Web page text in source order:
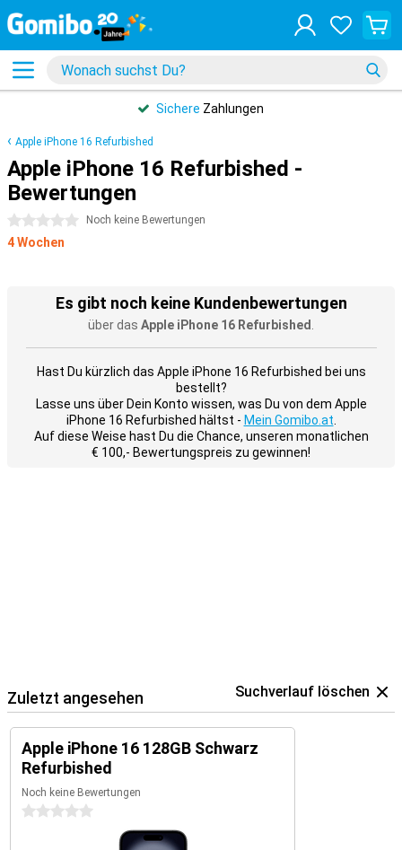
Sichere Zahlungen
Apple iPhone 16 Refurbished
Apple iPhone 16 Refurbished -
Bewertungen
0 Sterne Noch keine Bewertungen
4 Wochen
Es gibt noch keine Kundenbewertungen
über das Apple iPhone 16 Refurbished
Hast Du kürzlich das Apple iPhone 16 Refurbished bei uns
bestellt?
Lasse uns über Dein Konto wissen, was Du von dem Apple
iPhone 16 Refurbished hältst - Mein Gomibo.at
Auf diese Weise hast Du die Chance, unseren monatlichen
€ 100,- Bewertungspreis zu gewinnen!
Zuletzt angesehen Suchverlauf löschen
Apple iPhone 16 128GB Schwarz
Refurbished
Noch keine Bewertungen
0 Sterne